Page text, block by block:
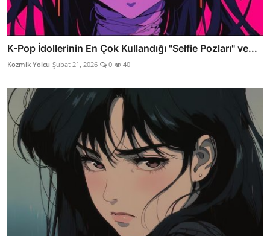
K-Pop İdollerinin En Çok Kullandığı "Selfie Pozları" ve...
Kozmik Yolcu Şubat 21, 2026 0 40